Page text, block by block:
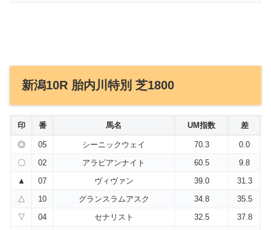
新潟10R 胎内川特別 芝1800
印 番 馬名 UM指数 差
◎ 05 シーニックウェイ 70.3
0.0
〇
02 アラビアンナイト 60.5
9.8
▲
07 ヴィヴァン 39.0
31.3
△
10 グランスラムアスク 34.8
35.5
▽
04 セナリスト 32.5
37.8